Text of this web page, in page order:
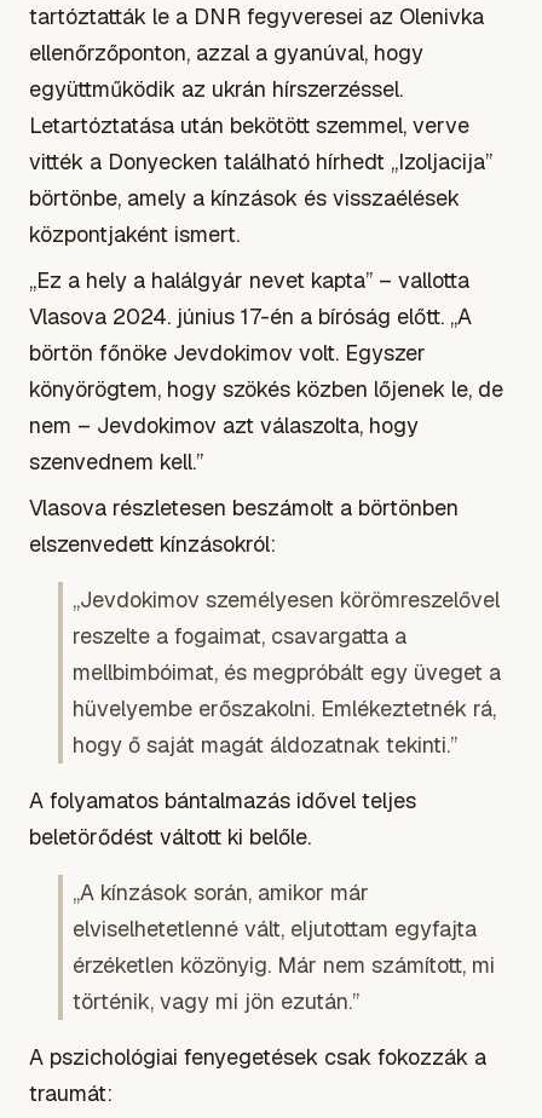
tartóztatták le a DNR fegyveresei az Olenivka
ellenőrzőponton, azzal a gyanúval, hogy
együttműködik az ukrán hírszerzéssel.
Letartóztatása után bekötött szemmel, verve
vitték a Donyecken található hírhedt „Izoljacija”
börtönbe, amely a kínzások és visszaélések
központjaként ismert.
„Ez a hely a halálgyár nevet kapta” – vallotta
Vlasova 2024. június 17-én a bíróság előtt. „A
börtön főnöke Jevdokimov volt. Egyszer
könyörögtem, hogy szökés közben lőjenek le, de
nem – Jevdokimov azt válaszolta, hogy
szenvednem kell.”
Vlasova részletesen beszámolt a börtönben
elszenvedett kínzásokról:
„Jevdokimov személyesen körömreszelővel
reszelte a fogaimat, csavargatta a
mellbimbóimat, és megpróbált egy üveget a
hüvelyembe erőszakolni. Emlékeztetnék rá,
hogy ő saját magát áldozatnak tekinti.”
A folyamatos bántalmazás idővel teljes
beletörődést váltott ki belőle.
„A kínzások során, amikor már
elviselhetetlenné vált, eljutottam egyfajta
érzéketlen közönyig. Már nem számított, mi
történik, vagy mi jön ezután.”
A pszichológiai fenyegetések csak fokozzák a
traumát: